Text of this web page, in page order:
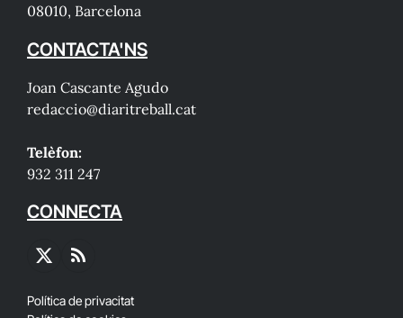
08010, Barcelona
CONTACTA'NS
Joan Cascante Agudo
redaccio@diaritreball.cat
Telèfon:
932 311 247
CONNECTA
X
RSS
Política de privacitat